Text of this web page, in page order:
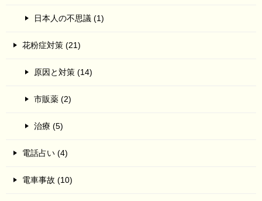
日本人の不思議 (1)
花粉症対策 (21)
原因と対策 (14)
市販薬 (2)
治療 (5)
電話占い (4)
電車事故 (10)